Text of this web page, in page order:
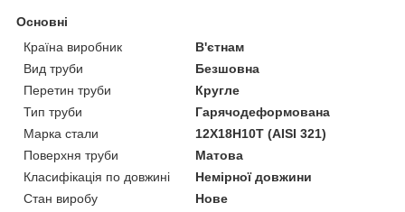
Основні
Країна виробник
В'єтнам
Вид труби
Безшовна
Перетин труби
Кругле
Тип труби
Гарячодеформована
Марка стали
12Х18Н10Т (AISI 321)
Поверхня труби
Матова
Класифікація по довжині
Немірної довжини
Стан виробу
Нове